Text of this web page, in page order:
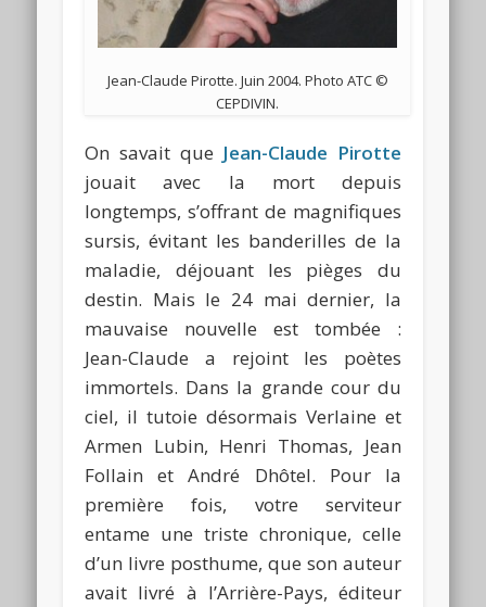
Jean-Claude Pirotte. Juin 2004. Photo ATC ©
CEPDIVIN.
On savait que Jean-Claude Pirotte
jouait avec la mort depuis
longtemps, s’offrant de magnifiques
sursis, évitant les banderilles de la
maladie, déjouant les pièges du
destin. Mais le 24 mai dernier, la
mauvaise nouvelle est tombée :
Jean-Claude a rejoint les poètes
immortels. Dans la grande cour du
ciel, il tutoie désormais Verlaine et
Armen Lubin, Henri Thomas, Jean
Follain et André Dhôtel. Pour la
première fois, votre serviteur
entame une triste chronique, celle
d’un livre posthume, que son auteur
avait livré à l’Arrière-Pays, éditeur